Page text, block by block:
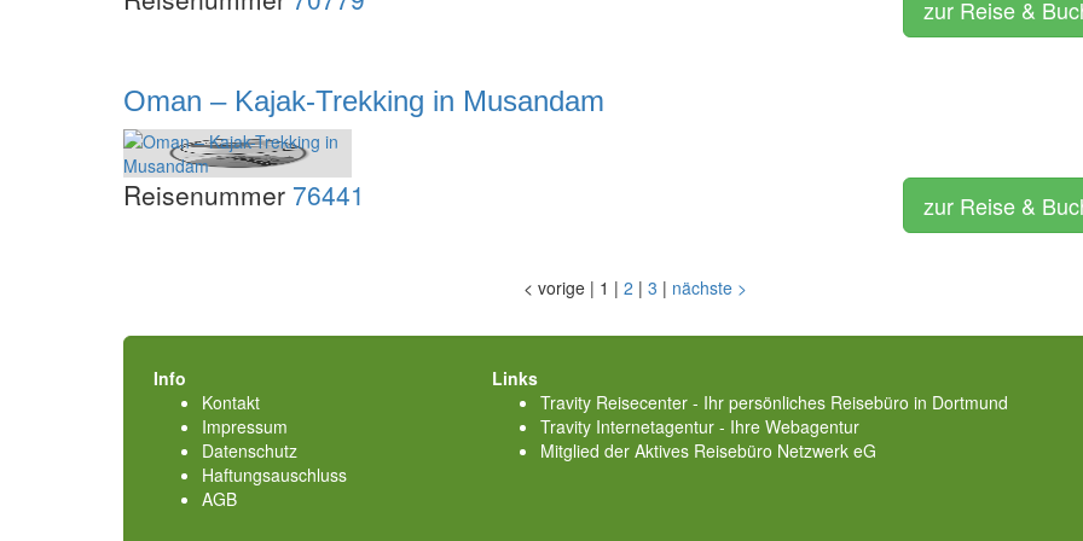
zur Reise &
Oman – Kajak-Trekking in Musandam
Reisenummer 76441 zur Reise &
<vorige | 1 | 2 | 3 | nächste >
Info
Kontakt
Impressum
Datenschutz
Haftungsauschluss
AGB
Links
Travity Reisecenter - Ihr persönliches Reisebüro in Dortmund
Travity Internetagentur - Ihre Webagentur
Mitglied der Aktives Reisebüro Netzwerk eG